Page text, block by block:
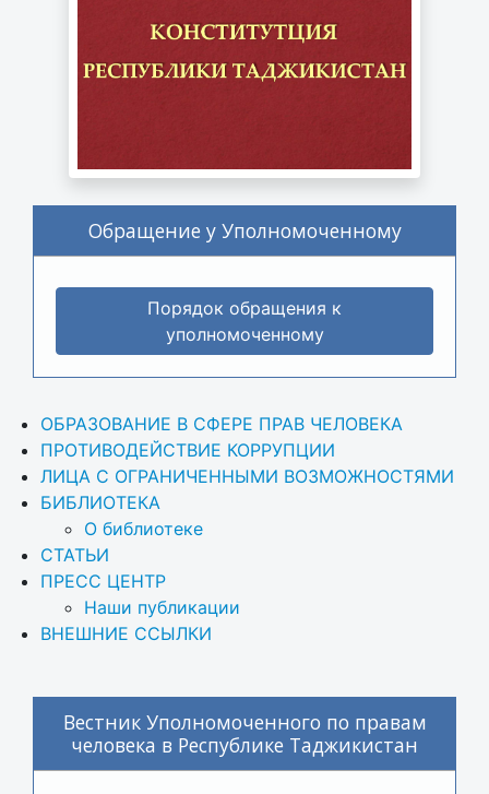
Обращение у Уполномоченному
Порядок обращения к
уполномоченному
ОБРАЗОВАНИЕ В СФЕРЕ ПРАВ ЧЕЛОВЕКА
ПРОТИВОДЕЙСТВИЕ КОРРУПЦИИ
ЛИЦА С ОГРАНИЧЕННЫМИ ВОЗМОЖНОСТЯМИ
БИБЛИОТЕКА
О библиотеке
СТАТЬИ
ПРЕСС ЦЕНТР
Наши публикации
ВНЕШНИЕ ССЫЛКИ
Вестник Уполномоченного по правам
человека в Республике Таджикистан